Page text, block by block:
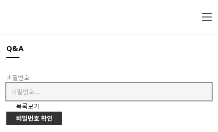
Q&A
비밀번호
목록보기
비밀번호 확인